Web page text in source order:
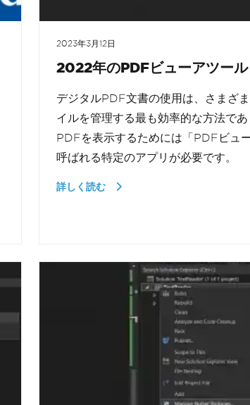
2023年3月12日
2022年のPDFビューアツール
デジタルPDF文書の使用は、さまざ
イルを管理する最も効率的な方法であ
PDFを表示するためには「PDFビュ
呼ばれる特定のアプリが必要です。
詳しく読む